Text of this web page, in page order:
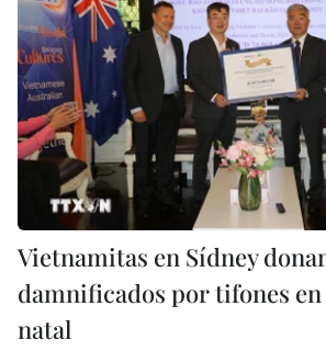
Vietnamitas en Sídney
damnificados por tifones
natal